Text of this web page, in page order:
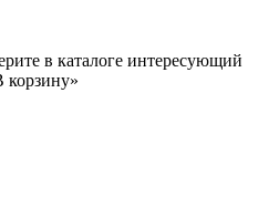
в каталоге интересующий
корзину»